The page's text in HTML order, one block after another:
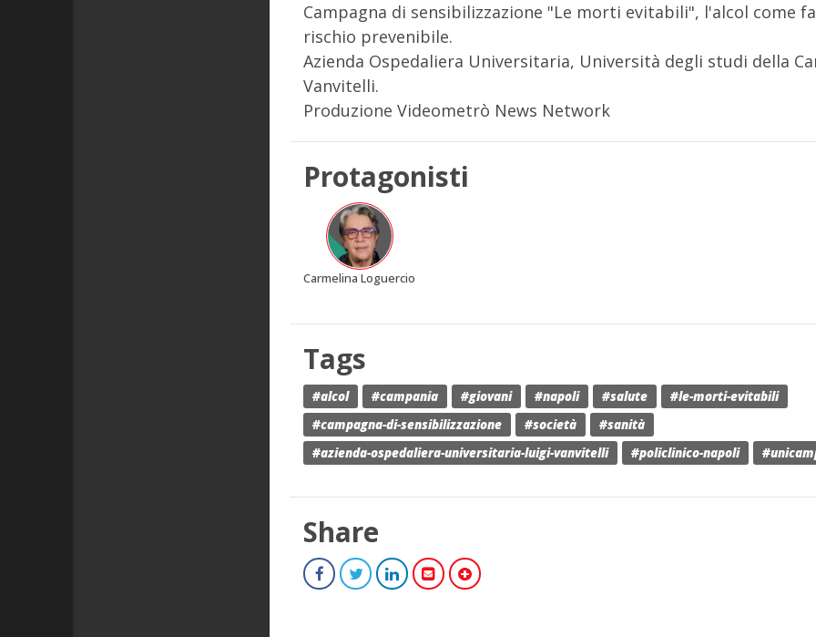
Campagna di sensibilizzazione "Le morti evitabili", l'alcol come
rischio prevenibile.
Azienda Ospedaliera Universitaria, Università degli studi della
Vanvitelli.
Produzione Videometrò News Network
Protagonisti
Carmelina Loguercio
Tags
#alcol #campania #giovani #napoli #salute
#le-morti-evitabili
#campagna-di-sensibilizzazione
#società
#sanità
#azienda-ospedaliera-universitaria-luigi-vanvitelli
#policlinico-napoli
Share